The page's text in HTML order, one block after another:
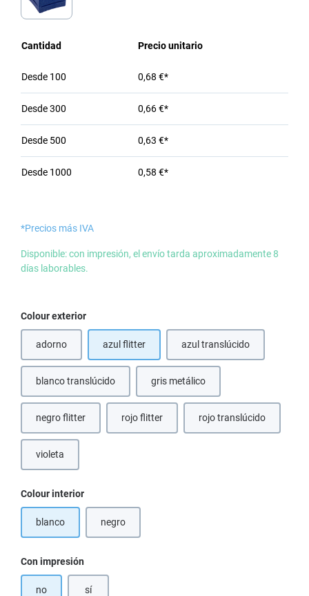
Cantidad Precio unitario
Desde 100 0,68 €*
Desde300 0,66 €*
Desde 500 0,63 €*
Desde 1000 0,58 €*
*Precios más IVA
Disponible: con impresión, el envío tarda aproximadamente 8
días laborables.
Seleccione
Colour exterior
adorno(Esta opción no está disponible en este momento.)
azul flitter azul translúcido
blanco translúcido gris metálico(Esta opción no está disponible en
negro flitter(Esta opción no está disponible en este momento.)
rojo flitter rojo translúcido
violeta
Seleccione
Colour interior
blanco negro(Esta opción no está disponible en este momento.)
Seleccione
Con impresión
no sí